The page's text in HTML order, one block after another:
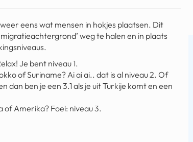
eens wat mensen in hokjes plaatsen. Dit
weg te halen en in plaats
Je bent niveau 1.
of Suriname? Ai ai ai.. dat is al niveau 2. Of
dan ben je een 3.1 als je uit Turkije komt en een
of Amerika? Foei: niveau 3.